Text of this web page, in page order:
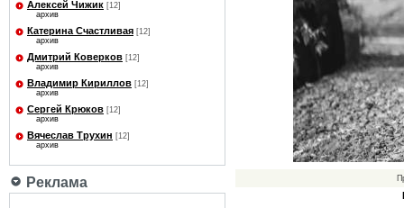
Алексей Чижик [12]
архив
Катерина Счастливая [12]
архив
Дмитрий Коверков [12]
архив
Владимир Кириллов [12]
архив
Сергей Крюков [12]
архив
Вячеслав Трухин [12]
архив
Реклама